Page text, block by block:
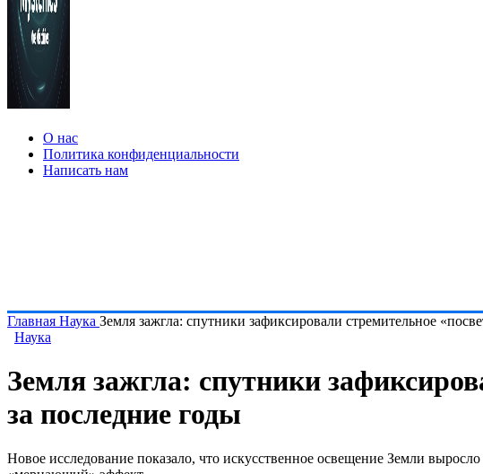
О нас
Политика конфиденциальности
Написать нам
Главная Наука Земля зажгла: спутники зафиксировали стремительное
Наука
Земля зажгла: спутники
за последние годы
Новое исследование показало, что искусственное освещение Земли